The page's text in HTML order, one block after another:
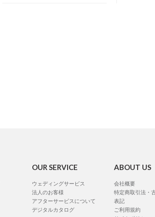
OUR SERVICE
ウェディングサービス
法人のお客様
アフターサービスについて
デジタルカタログ
ABOUT US
会社概要
特定商取引法・
表記
ご利用規約